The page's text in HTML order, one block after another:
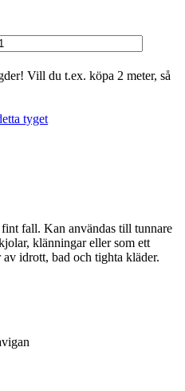
Vill du t.ex. köpa 2 meter, så
tyget
fall. Kan användas till tunnare
klänningar eller som ett
idrott, bad och tighta kläder.